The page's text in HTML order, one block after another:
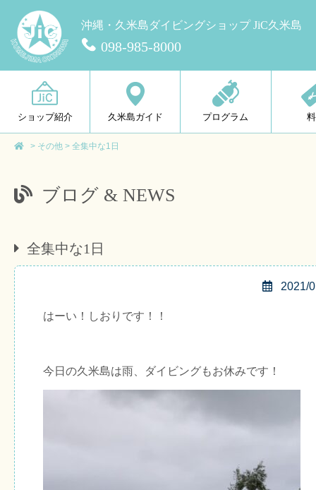
沖縄・久米島ダイビングショップ JiC久米島
098-985-8000
ショップ紹介 久米島ガイド プログラム
> その他 > 全集中な1日
ブログ & NEWS
全集中な1日
2021/
はーい！しおりです！！
今日の久米島は雨、ダイビングもお休みです！